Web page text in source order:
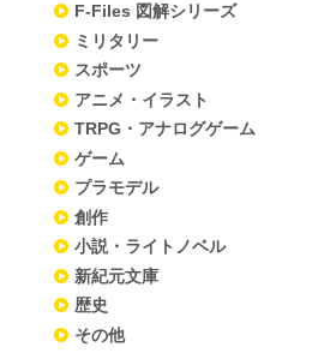
F-Files 図解シリーズ
ミリタリー
スポーツ
アニメ・イラスト
TRPG・アナログゲーム
ゲーム
プラモデル
創作
小説・ライトノベル
新紀元文庫
歴史
その他